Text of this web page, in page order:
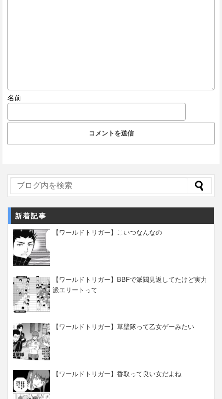
名前
新着記事
【ワールドトリガー】こいつなんなの
【ワールドトリガー】BBFで派閥見返してたけど実力
派エリートって
【ワールドトリガー】草壁隊って乙女ゲーみたい
【ワールドトリガー】香取って良い女だよね